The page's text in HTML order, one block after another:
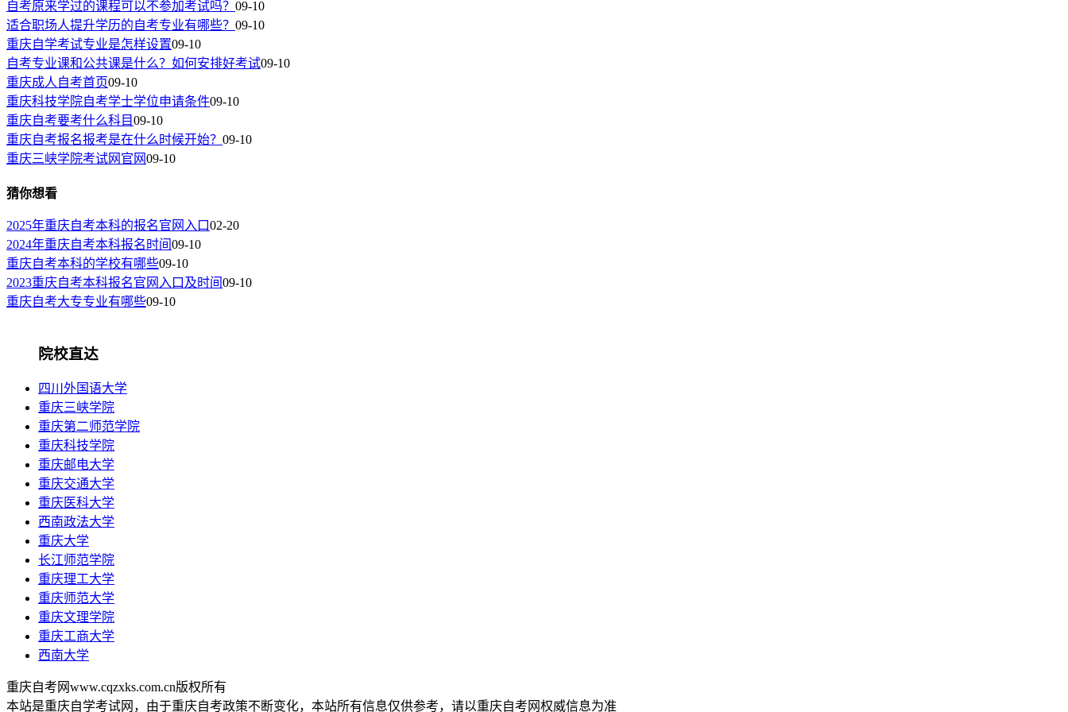
自考原来学过的课程可以不参加考试吗？ 09-10
适合职场人提升学历的自考专业有哪些？ 09-10
重庆自学考试专业是怎样设置09-10
自考专业课和公共课是什么？如何安排好考试09-10
重庆成人自考首页09-10
重庆科技学院自考学士学位申请条件09-10
重庆自考要考什么科目09-10
重庆自考报名报考是在什么时候开始？ 09-10
重庆三峡学院考试网官网09-10
猜你想看
2025年重庆自考本科的报名官网入口02-20
2024年重庆自考本科报名时间09-10
重庆自考本科的学校有哪些09-10
2023重庆自考本科报名官网入口及时间09-10
重庆自考大专专业有哪些09-10
院校直达
四川外国语大学
重庆三峡学院
重庆第二师范学院
重庆科技学院
重庆邮电大学
重庆交通大学
重庆医科大学
西南政法大学
重庆大学
长江师范学院
重庆理工大学
重庆师范大学
重庆文理学院
重庆工商大学
西南大学
重庆自考网www.cqzxks.com.cn版权所有
本站是重庆自学考试网，由于重庆自考政策不断变化，本站所有信息仅供参考，请以重庆自考网权威信息为准